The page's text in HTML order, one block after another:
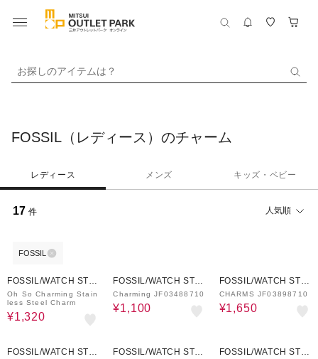
お探しのアイテムは？
FOSSIL（レディース）のチャーム
レディース メンズ キッズ・ベビー
17 件 人気順
FOSSIL
FOSSIL/WATCH STAT
ION INTERNATIONAL
Oh So Charming Stain
less Steel Charm
¥1,320
FOSSIL/WATCH STAT
ION INTERNATIONAL
Charming JF03488710
¥1,100
FOSSIL/WATCH STAT
ION INTERNATIONAL
CHARMS JF03898710
¥1,650
FOSSIL/WATCH STAT
FOSSIL/WATCH STAT
FOSSIL/WATCH STAT